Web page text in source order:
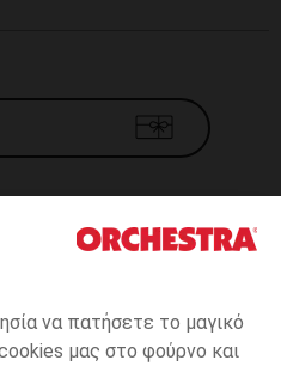
να πατήσετε το μαγικό
μας στο φούρνο και
Πώλησης
προσφορες
δεδομένα